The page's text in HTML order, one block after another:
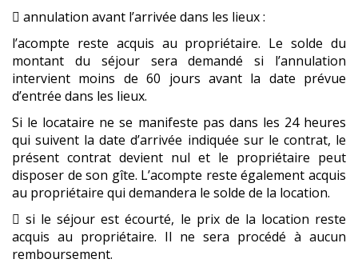
 annulation avant l’arrivée dans les lieux :
l’acompte reste acquis au propriétaire. Le solde du
montant du séjour sera demandé si l’annulation
intervient moins de 60 jours avant la date prévue
d’entrée dans les lieux.
Si le locataire ne se manifeste pas dans les 24 heures
qui suivent la date d’arrivée indiquée sur le contrat, le
présent contrat devient nul et le propriétaire peut
disposer de son gîte. L’acompte reste également acquis
au propriétaire qui demandera le solde de la location.
 si le séjour est écourté, le prix de la location reste
acquis au propriétaire. Il ne sera procédé à aucun
remboursement.